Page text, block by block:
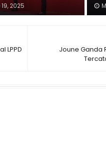
2025
Joune Ganda
LPPD